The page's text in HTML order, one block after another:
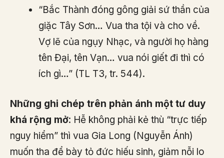
“Bắc Thành đóng gông giải sứ thần của
giặc Tây Sơn… Vua tha tội và cho về.
Vợ lẽ của ngụy Nhạc, và người họ hàng
tên Đại, tên Vạn… vua nói giết đi thì có
ích gì…” (TL T3, tr. 544).
Những ghi chép trên phản ánh một tư duy
khá rộng mở: Hễ không phải kẻ thù “trực tiếp
nguy hiểm” thì vua Gia Long (Nguyễn Ánh)
muốn tha để bày tỏ đức hiếu sinh, giảm nỗi lo